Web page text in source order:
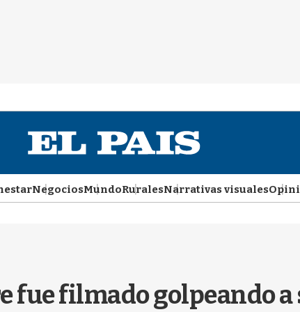
NegociosMundoRuralesNarrativas visuales
filmado golpeando a